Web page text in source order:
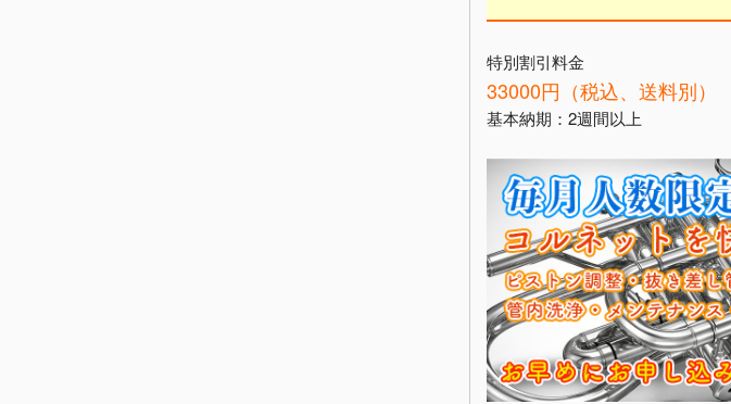
特別割引料金
33000円（税込、送料別）
基本納期：2週間以上